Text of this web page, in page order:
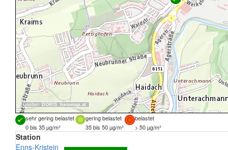
Quellen: DORIS, basemap.at
sehr gering belastet gering belastet
belastet
0 bis 35 µg/m³
35 bis 50 µg/m³ > 50 µg/m³
Station
Enns-Kristein